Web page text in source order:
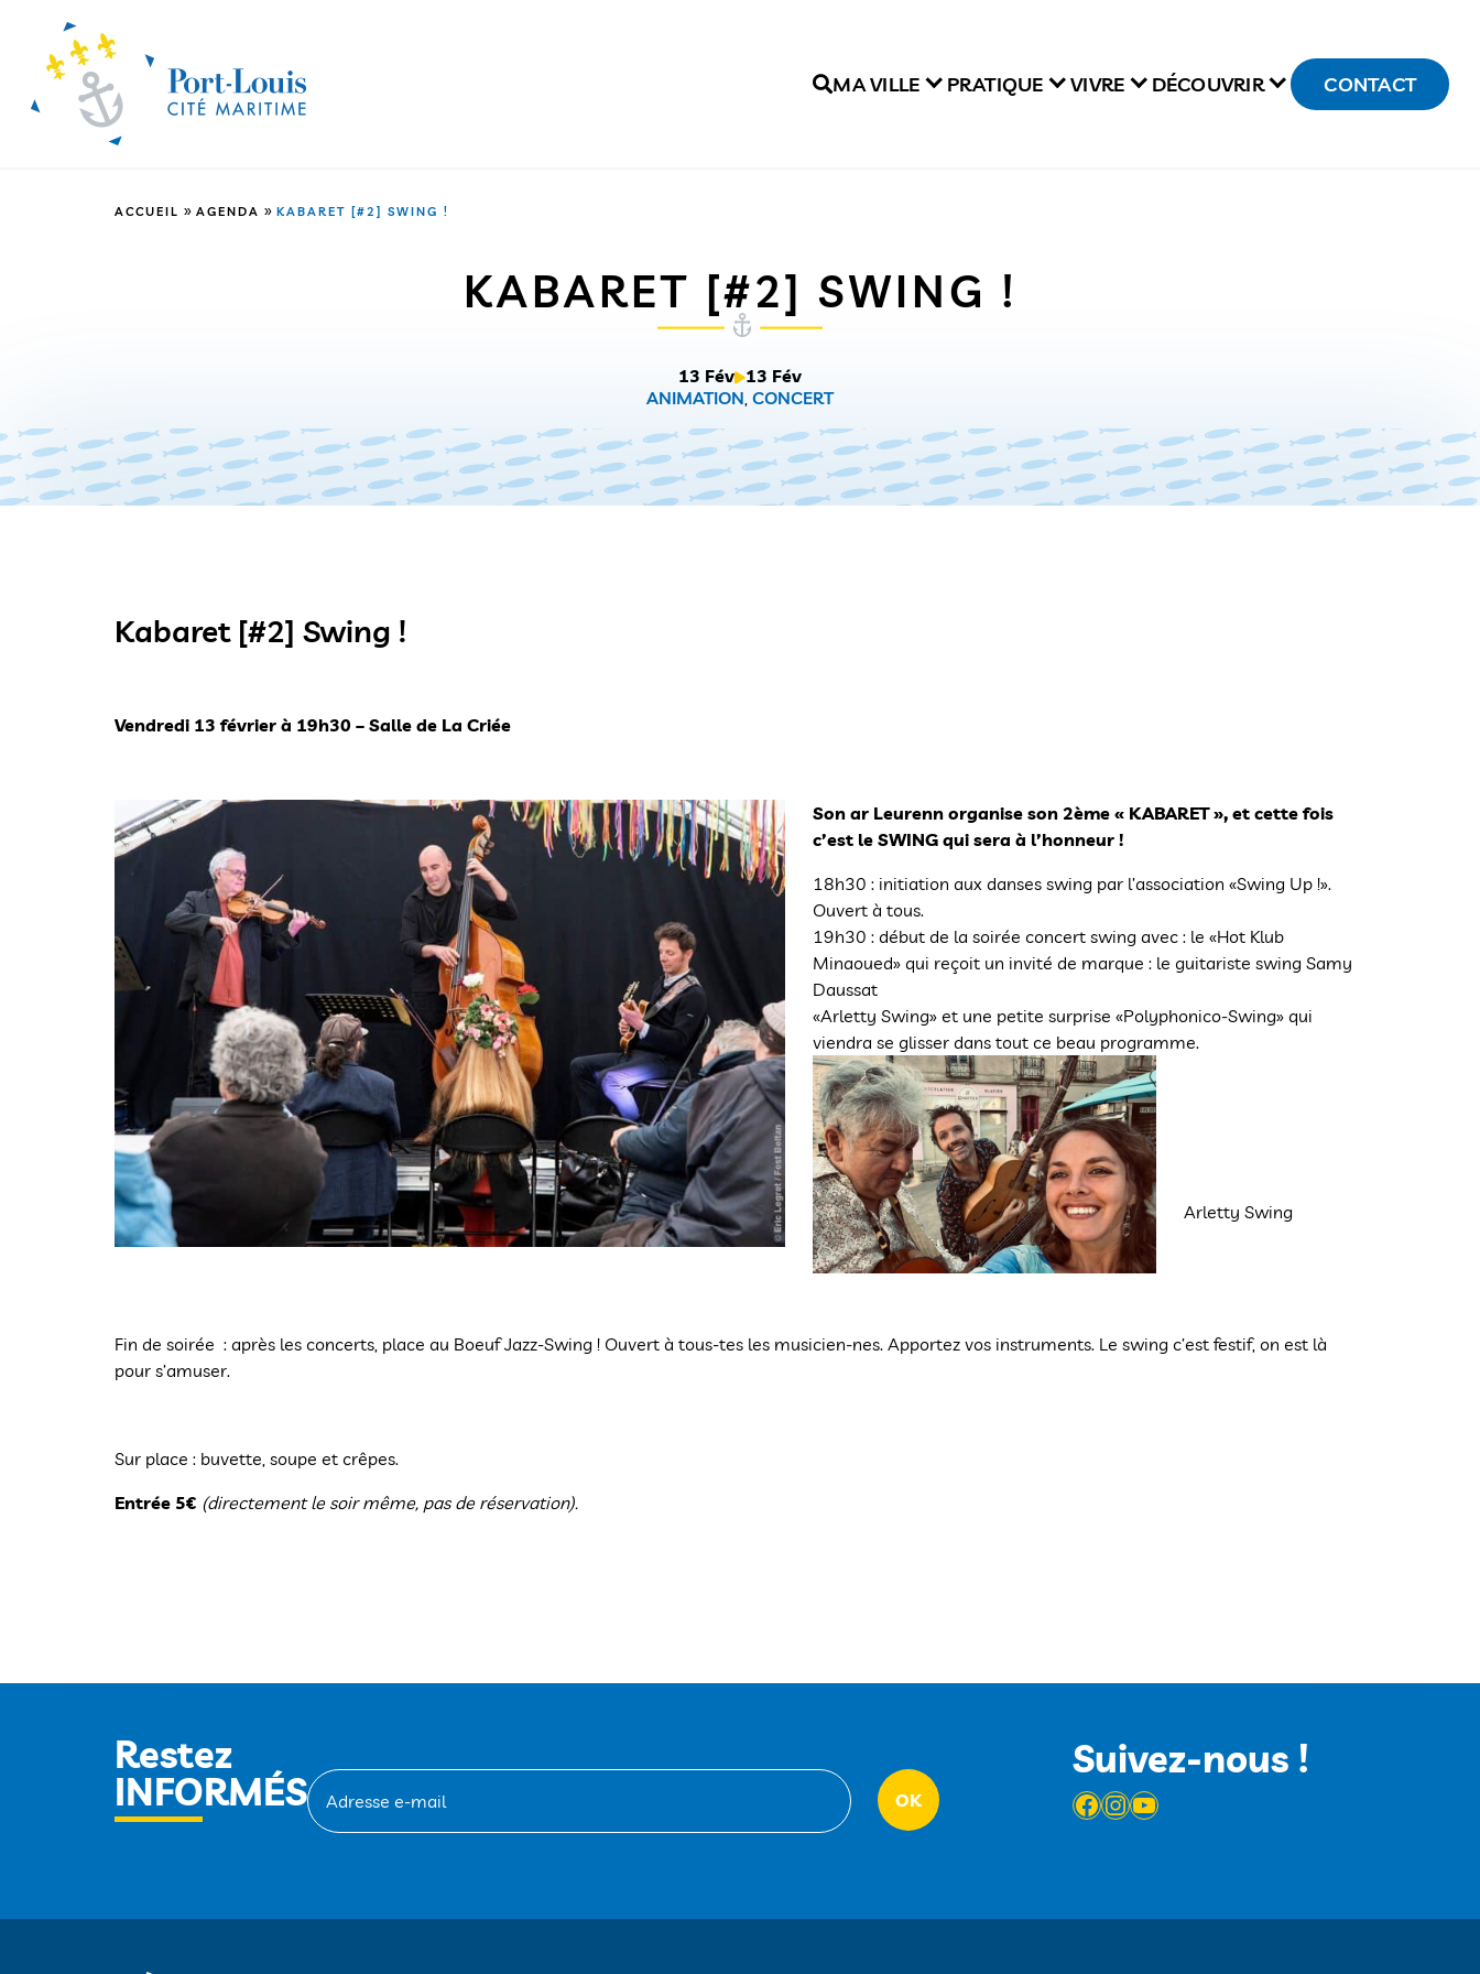
MA VILLE PRATIQUE VIVRE DÉCOUVRIR CONTACT
ACCUEIL » AGENDA » KABARET [#2] SWING !
KABARET [#2] SWING !
13 Fév 13 Fév
ANIMATION, CONCERT
Kabaret [#2] Swing !
Vendredi 13 février à 19h30 – Salle de La Criée
Son ar Leurenn organise son 2ème « KABARET », et cette fois
c’est le SWING qui sera à l’honneur !
18h30 : initiation aux danses swing par l’association «Swing Up !».
Ouvert à tous.
19h30 : début de la soirée concert swing avec : le «Hot Klub
Minaoued» qui reçoit un invité de marque : le guitariste swing Samy
Daussat
«Arletty Swing» et une petite surprise «Polyphonico-Swing» qui
viendra se glisser dans tout ce beau programme.
Arletty Swing
Fin de soirée : après les concerts, place au Boeuf Jazz-Swing ! Ouvert à tous-tes les musicien-nes. Apportez vos instruments. Le swing c’est festif, on est là
pour s’amuser.
Sur place : buvette, soupe et crêpes.
Entrée 5€ (directement le soir même, pas de réservation).
Restez
INFORMÉS
Suivez-nous !
Facebook
Instagram
YouTube